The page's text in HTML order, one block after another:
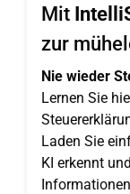
Mit
zur
Nie wieder
Lernen Sie
Laden Sie
KI erkennt